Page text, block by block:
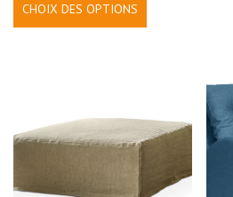
CHOIX DES OPTIONS